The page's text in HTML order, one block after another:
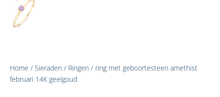
Home / Sieraden / Ringen / ring met geboortesteen amethist
februari 14K geelgoud